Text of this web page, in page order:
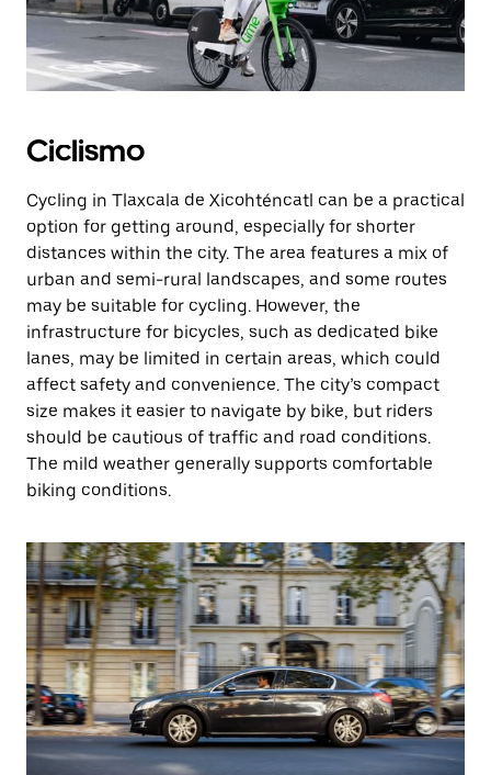
Ciclismo
Cycling in Tlaxcala de Xicohténcatl can be a practical
option for getting around, especially for shorter
distances within the city. The area features a mix of
urban and semi-rural landscapes, and some routes
may be suitable for cycling. However, the
infrastructure for bicycles, such as dedicated bike
lanes, may be limited in certain areas, which could
affect safety and convenience. The city’s compact
size makes it easier to navigate by bike, but riders
should be cautious of traffic and road conditions.
The mild weather generally supports comfortable
biking conditions.